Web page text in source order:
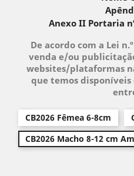
Anexo II Portaria
De acordo com a Lei
venda e/ou
websites/plataformas
que temos
CB2026 Fêmea 6-8cm
CB2026 Macho 8-12 cm